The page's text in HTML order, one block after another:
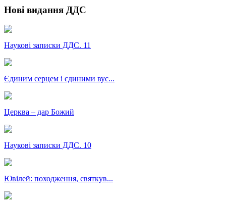
Нові видання ДДС
Наукові записки ДДС. 11
Єдиним серцем і єдиними вус...
Церква – дар Божий
Наукові записки ДДС. 10
Ювілей: походження, святкув...